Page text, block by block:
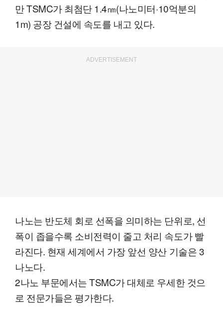
만 TSMC가 최첨단 1.4㎚(나노미터·10억분의
1m) 공장 건설에 속도를 내고 있다.
ADVERTISEMENT
나노는 반도체 회로 선폭을 의미하는 단위로, 선
폭이 좁을수록 소비전력이 줄고 처리 속도가 빨
라진다. 현재 세계에서 가장 앞선 양산 기술은 3
나노다.
2나노 부문에서는 TSMC가 대체로 우세한 것으
로 전문가들은 평가한다.